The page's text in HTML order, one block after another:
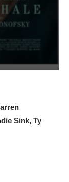
Sink, Ty